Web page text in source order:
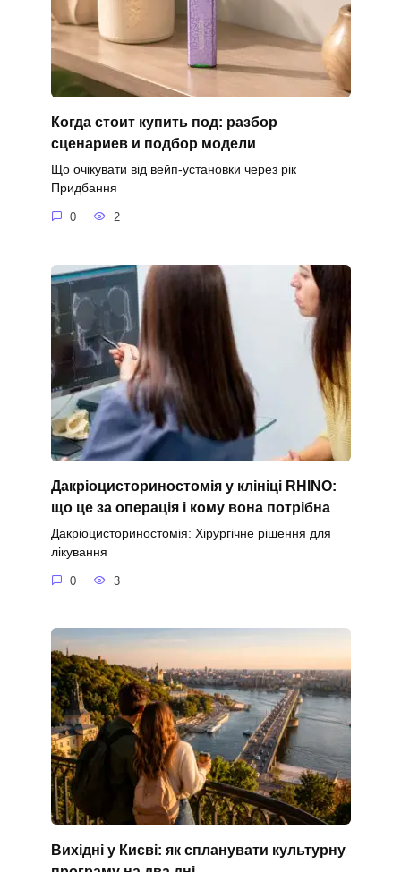
Когда стоит купить под: разбор
сценариев и подбор модели
Що очікувати від вейп-установки через рік
Придбання
0 2
Дакріоцисториностомія у клініці RHINO:
що це за операція і кому вона потрібна
Дакріоцисториностомія: Хірургічне рішення для
лікування
0 3
Вихідні у Києві: як спланувати культурну